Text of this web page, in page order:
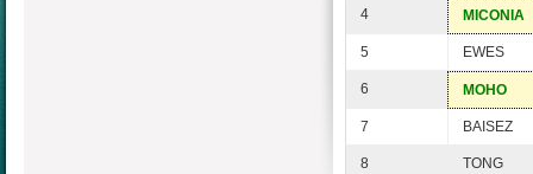
4 MICONIA
5 EWES
6 MOHO
7 BAISEZ
8 TONG